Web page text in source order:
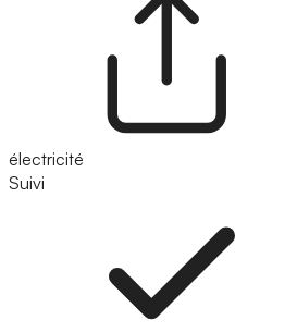
électricité
Suivi